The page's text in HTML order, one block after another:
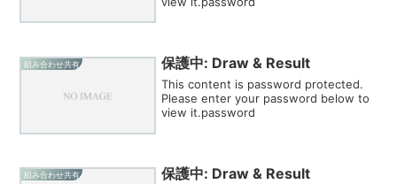
組み合わせ共有 保護中: Draw & Result
This content is password protected.
Please enter your password below to
view it.password
組み合わせ共有 保護中: Draw & Result